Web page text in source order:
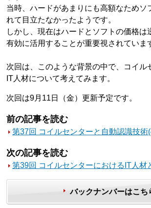
当時、ハードがあまりにも高額なためソ
れて目立たなかったようです。
しかし、現在はハードとソフトの価格は
有効に活用することが重要視されていま
次回は、このような背景の中で、コイル
IT人材について考えてみます。
次回は9月11日（金）更新予定です。
前の記事を読む
第37回 コイルセンターと自動認識技術
次の記事を読む
第39回 コイルセンターにおけるIT人
バックナンバーはこち